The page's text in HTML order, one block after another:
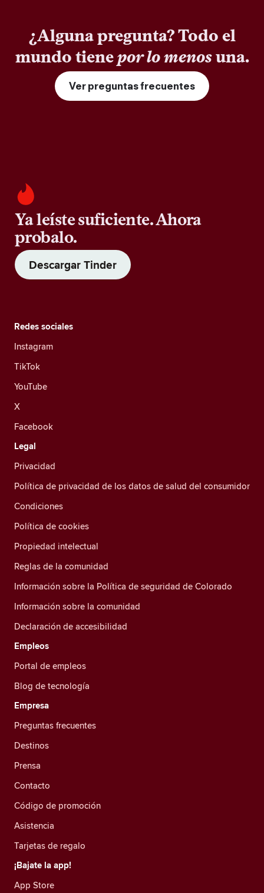
¿Alguna pregunta? Todo el
mundo tienepor lo menosuna.
Ver preguntas frecuentes
Ya leíste suficiente. Ahora
probalo.
Descargar Tinder
Redes sociales
Instagram
TikTok
YouTube
X
Facebook
Legal
Privacidad
Política de privacidad de los datos de salud del consumidor
Condiciones
Política de cookies
Propiedad intelectual
Reglas de la comunidad
Información sobre la Política de seguridad de Colorado
Información sobre la comunidad
Declaración de accesibilidad
Empleos
Portal de empleos
Blog de tecnología
Empresa
Preguntas frecuentes
Destinos
Prensa
Contacto
Código de promoción
Asistencia
Tarjetas de regalo
¡Bajate la app!
App Store